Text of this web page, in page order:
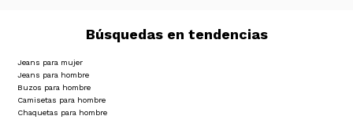
Búsquedas en tendencias
Jeans para mujer
Jeans para hombre
Buzos para hombre
Camisetas para hombre
Chaquetas para hombre